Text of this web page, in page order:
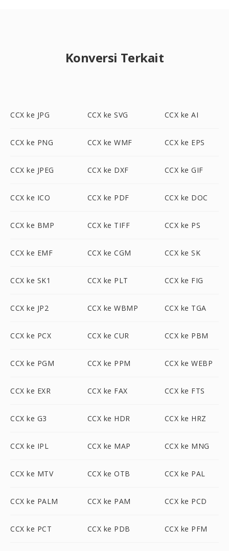
Konversi Terkait
CCX ke JPG CCX ke SVG CCX ke AI
CCX ke PNG CCX ke WMF CCX ke EPS
CCX ke JPEG CCX ke DXF CCX ke GIF
CCX ke ICO CCX ke PDF CCX ke DOC
CCX ke BMP CCX ke TIFF CCX ke PS
CCX ke EMF CCX ke CGM CCX ke SK
CCX ke SK1 CCX ke PLT CCX ke FIG
CCX ke JP2 CCX ke WBMP CCX ke TGA
CCX ke PCX CCX ke CUR CCX ke PBM
CCX ke PGM CCX ke PPM CCX ke WEBP
CCX ke EXR CCX ke FAX CCX ke FTS
CCX ke G3 CCX ke HDR CCX ke HRZ
CCX ke IPL CCX ke MAP CCX ke MNG
CCX ke MTV CCX ke OTB CCX ke PAL
CCX ke PALM CCX ke PAM CCX ke PCD
CCX ke PCT CCX ke PDB CCX ke PFM